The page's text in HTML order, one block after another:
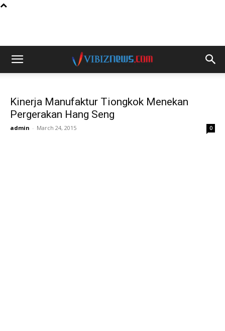
Kinerja Manufaktur Tiongkok Menekan
Pergerakan Hang Seng
admin - March 24, 2015 0